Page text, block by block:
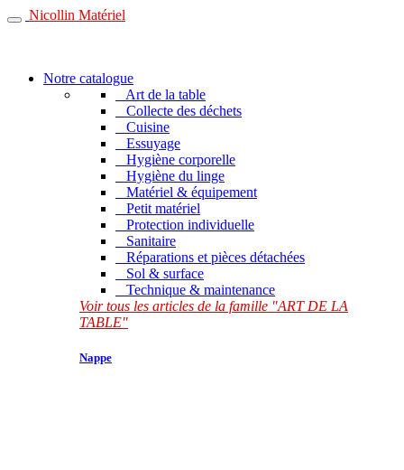
Nicollin Matériel
Notre catalogue
Art de la table
Collecte des déchets
Cuisine
Essuyage
Hygiène corporelle
Hygiène du linge
Matériel & équipement
Petit matériel
Protection individuelle
Sanitaire
Réparations et pièces détachées
Sol & surface
Technique & maintenance
Voir tous les articles de la famille "ART DE LA
TABLE"
Nappe